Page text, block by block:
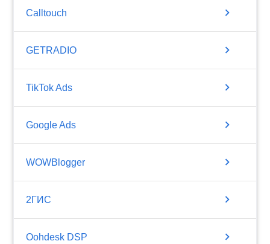
Calltouch chevron_right
GETRADIO chevron_right
TikTok Ads chevron_right
Google Ads chevron_right
WOWBlogger chevron_right
2ГИС chevron_right
Oohdesk DSP chevron_right